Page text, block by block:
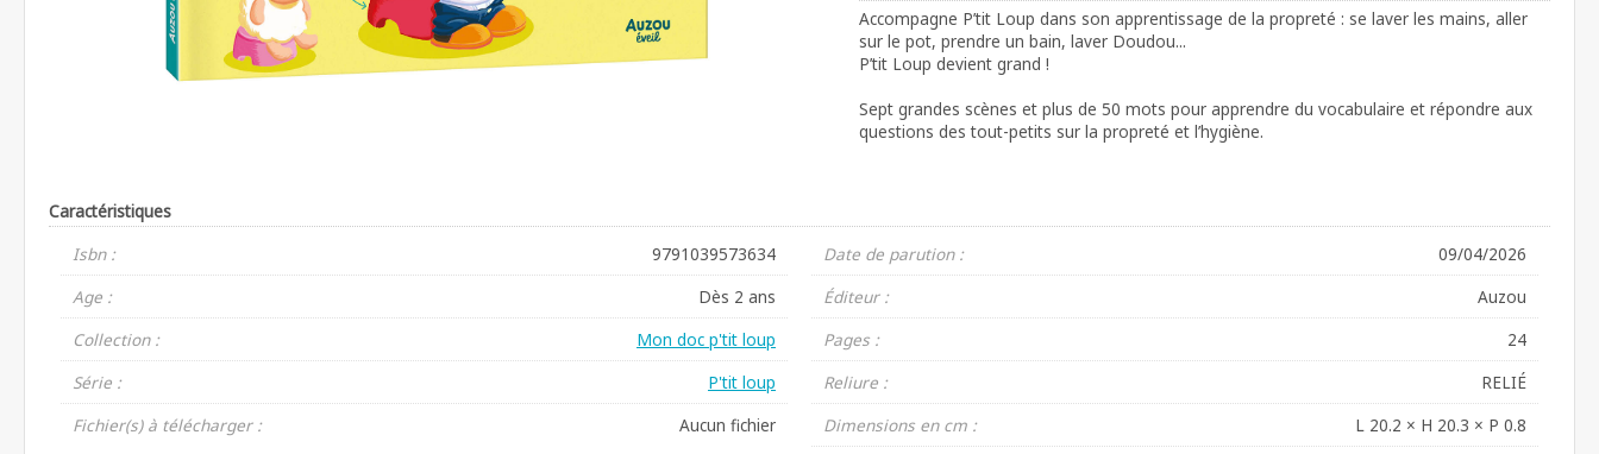
Accompagne P’tit Loup dans son apprentissage de la propreté : se laver les mains, aller
sur le pot, prendre un bain, laver Doudou...
P’tit Loup devient grand !
Sept grandes scènes et plus de 50 mots pour apprendre du vocabulaire et répondre aux
questions des tout-petits sur la propreté et l’hygiène.
Caractéristiques
Isbn :
9791039573634
Age :
Dès 2 ans
Collection :
Mon doc p'tit loup
Série :
P'tit loup
Fichier(s) à télécharger :
Aucun fichier
Date de parution :
09/04/2026
Éditeur :
Auzou
Pages :
24
Reliure :
RELIÉ
Dimensions en cm :
L 20.2 × H 20.3 × P 0.8